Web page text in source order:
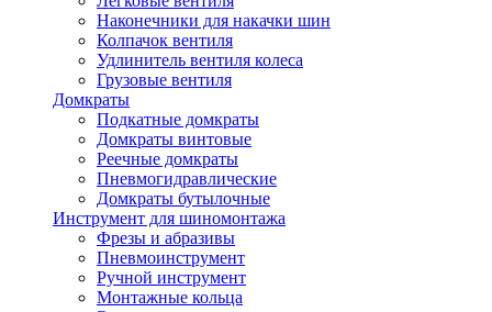
Наконечники для накачки шин
Колпачок вентиля
Удлинитель вентиля колеса
Грузовые вентиля
Домкраты
Подкатные домкраты
Домкраты винтовые
Реечные домкраты
Пневмогидравлические
Домкраты бутылочные
Инструмент для шиномонтажа
Фрезы и абразивы
Пневмоинструмент
Ручной инструмент
Монтажные кольца